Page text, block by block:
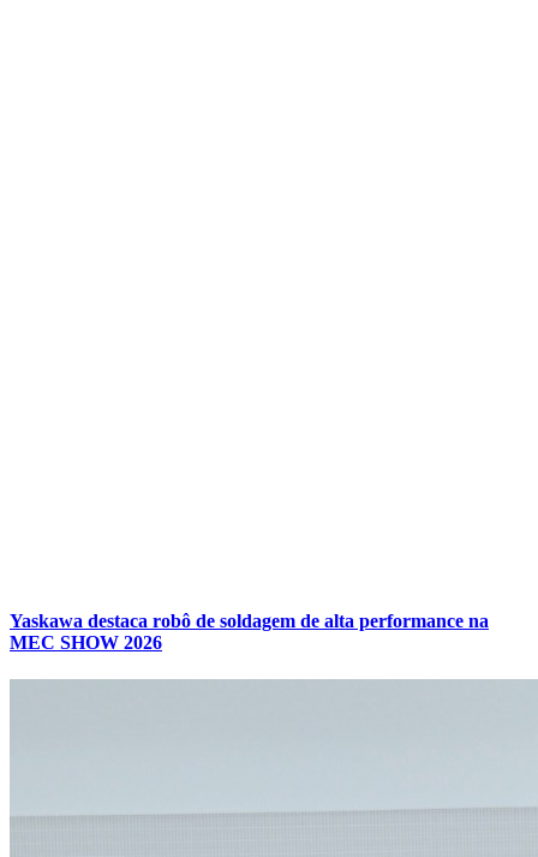
Yaskawa destaca robô de soldagem de alta performance na
MEC SHOW 2026